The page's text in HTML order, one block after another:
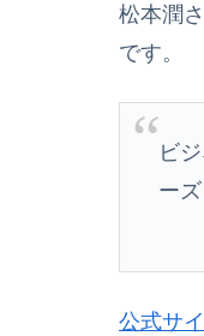
松本潤
です。
ビ
ー
公式サ